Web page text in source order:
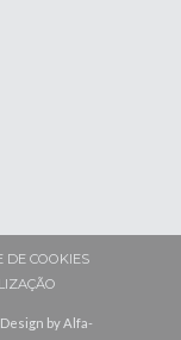
DE COOKIES
by Alfa-